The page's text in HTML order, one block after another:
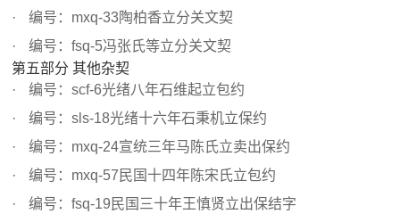
编号：mxq-33陶柏香立分关文契
编号：fsq-5冯张氏等立分关文契
第五部分 其他杂契
编号：scf-6光绪八年石维起立包约
编号：sls-18光绪十六年石秉机立保约
编号：mxq-24宣统三年马陈氏立卖出保约
编号：mxq-57民国十四年陈宋氏立包约
编号：fsq-19民国三十年王慎贤立出保结字